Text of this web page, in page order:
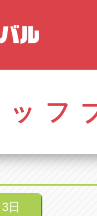
アップル
0561-84-
井町4-43-1
央店
池町29-1
ッフ
日